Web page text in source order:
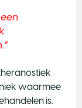
waarmee
is.